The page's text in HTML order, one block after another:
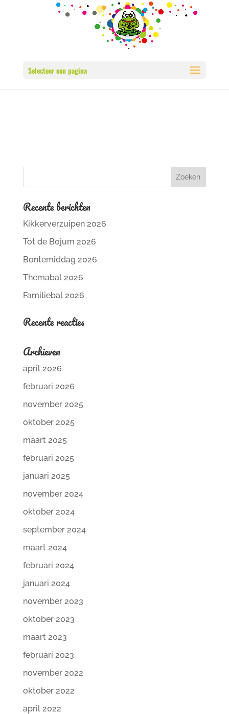
Selecteer een pagina
Recente berichten
Kikkerverzuipen 2026
Tot de Bojum 2026
Bontemiddag 2026
Themabal 2026
Familiebal 2026
Recente reacties
Archieven
april 2026
februari 2026
november 2025
oktober 2025
maart 2025
februari 2025
januari 2025
november 2024
oktober 2024
september 2024
maart 2024
februari 2024
januari 2024
november 2023
oktober 2023
maart 2023
februari 2023
november 2022
oktober 2022
april 2022